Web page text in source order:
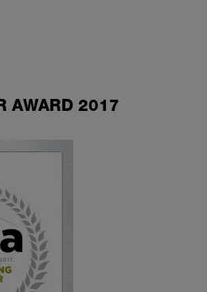
AWARD 2017